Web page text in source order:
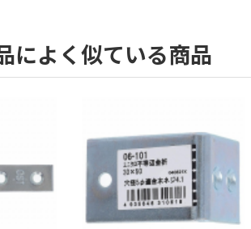
によく似ている商品